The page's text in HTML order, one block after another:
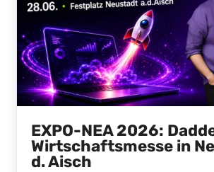
EXPO-NEA 2026:
Wirtschaftsmesse in
d. Aisch